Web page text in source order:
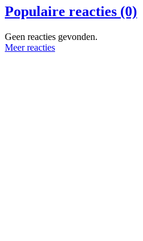
Populaire reacties (0)
Geen reacties gevonden.
Meer reacties